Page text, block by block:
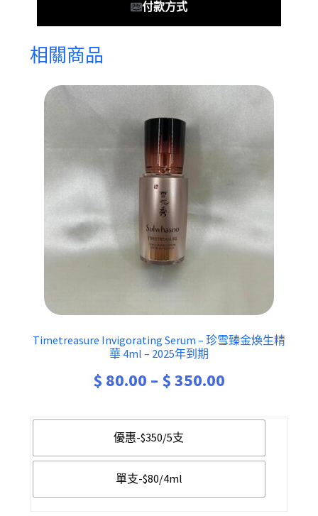
付款方式
相關商品
Timetreasure Invigorating Serum – 珍雪臻金煥生精
華 4ml – 2025年到期
$ 80.00 – $350.00
優惠-$350/5支
單支-$80/4ml